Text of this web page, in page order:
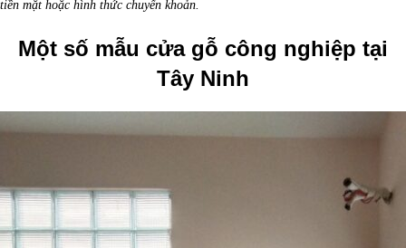
tiền mặt hoặc hình thức chuyển khoản.
Một số mẫu cửa gỗ công nghiệp tại
Tây Ninh